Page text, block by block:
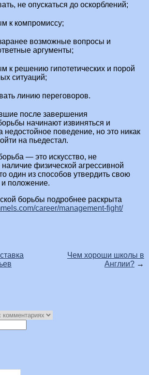
не опускаться до оскорблений;
к компромиссу;
возможные вопросы и
аргументы;
к решению гипотетических и порой
ситуаций;
линию переговоров.
после завершения
начинают извиняться и
недостойное поведение, но это никак
на пьедестал.
— это искусство, не
физической агрессивной
один из способов утвердить свою
положение.
борьбы подробнее раскрыта
career/management-fight/
Чем хороши школы в
Англии? →